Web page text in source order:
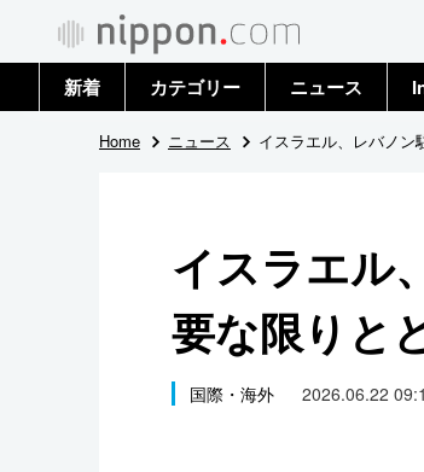
新着 カテゴリー
政治・外交
国際
社会
文化
ニュース
トップ
Home ニュース イスラエル、レバノ
イスラエル
要な限りと
国際・海外 2026.06.22